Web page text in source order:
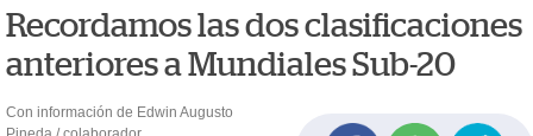
Recordamos las dos clasificaciones
anteriores a Mundiales Sub-20
Con información de Edwin Augusto